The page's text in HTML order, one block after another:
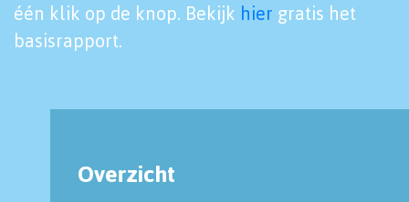
één klik op de knop. Bekijk hier gratis het
basisrapport.
Overzicht